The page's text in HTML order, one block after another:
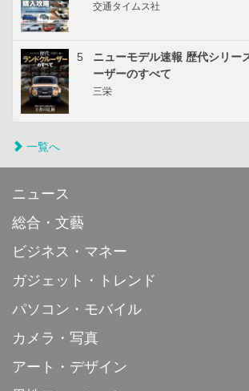
交通タイムス社
5
ニューモデル速報 歴代シリー
ーザーのすべて
三栄
一覧へ
ニュース
総合・文藝
ビジネス・マネー
ガジェット・トレンド
パソコン・モバイル
カメラ・写真
アート・デザイン